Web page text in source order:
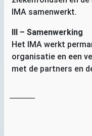
IMA samenwerkt.
III – Samenwerking
Het IMA werkt
organisatie en een
met de partners en